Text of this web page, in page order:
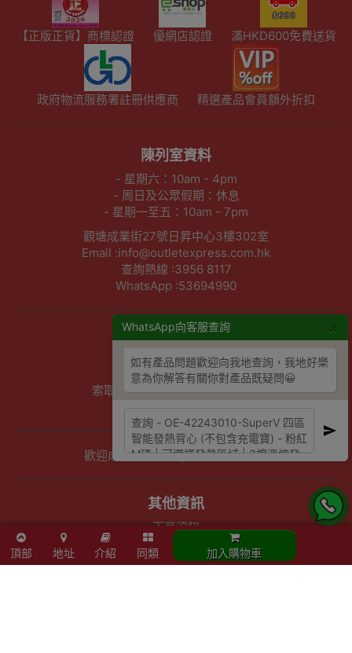
WhatsApp向客服查詢
如有產品問題歡迎向我地查詢，我地好樂
意為你解答有關你對產品既疑問😀
頂部 地址 介紹 同類 加入購物車
【正版正貨】商標認證 優網店認證 滿HKD600免費送貨
政府物流服務署註冊供應商 精選產品會員額外折扣
陳列室資料
- 星期六：10am - 4pm
- 周日及公眾假期：休息
- 星期一至五：10am - 7pm
觀塘成業街27號日昇中心3樓302室
Email :info@outletexpress.com.hk
查詢熱線 :3956 8117
WhatsApp :53694990
商店資訊
聯絡我們
關於我們
索取報價 公司、學校或機構採購
以公司採購卡(P卡)付款
歡迎成為Outlet Express HK供應商
其他資訊
下單須知
隱私權及條款聲明
保養條款及更換政策